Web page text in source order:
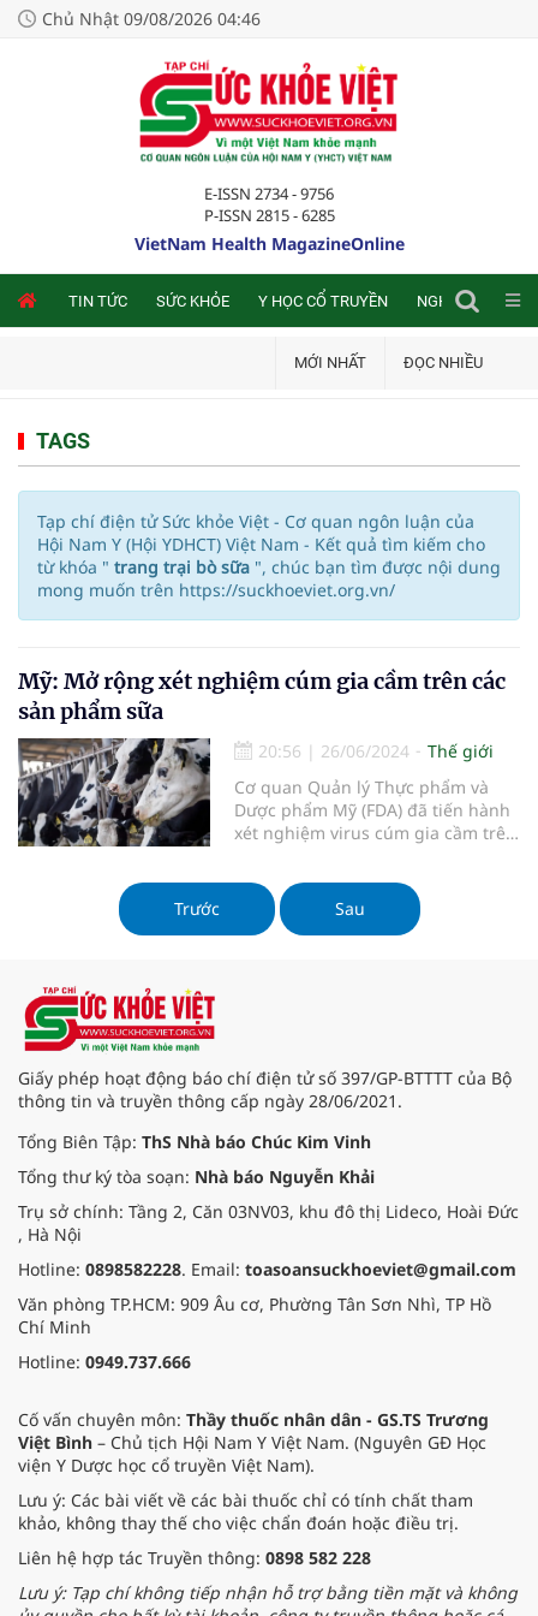
Chủ Nhật 09/08/2026 04:46
E-ISSN 2734 - 9756
P-ISSN 2815 - 6285
VietNam Health MagazineOnline
TIN TỨC SỨC KHỎE Y HỌC CỔ TRUYỀN NGHIÊN CỨU
MỚI NHẤT ĐỌC NHIỀU
TAGS
Tạp chí điện tử Sức khỏe Việt - Cơ quan ngôn luận của
Hội Nam Y (Hội YDHCT) Việt Nam - Kết quả tìm kiếm cho
từ khóa " trang trại bò sữa ", chúc bạn tìm được nội dung
mong muốn trên https://suckhoeviet.org.vn/
Mỹ: Mở rộng xét nghiệm cúm gia cầm trên các
sản phẩm sữa
20:56 | 26/06/2024
Thế giới
Cơ quan Quản lý Thực phẩm và
Dược phẩm Mỹ (FDA) đã tiến hành
xét nghiệm virus cúm gia cầm trên
dịch bệnh lây lan...
Trước
Sau
Giấy phép hoạt động báo chí điện tử số 397/GP-BTTTT của Bộ
thông tin và truyền thông cấp ngày 28/06/2021.
Tổng Biên Tập: ThS Nhà báo Chúc Kim Vinh
Tổng thư ký tòa soạn: Nhà báo Nguyễn Khải
Trụ sở chính: Tầng 2, Căn 03NV03, khu đô thị Lideco, Hoài Đức
, Hà Nội
Hotline: 0898582228. Email: toasoansuckhoeviet@gmail.com
Văn phòng TP.HCM: 909 Âu cơ, Phường Tân Sơn Nhì, TP Hồ
Chí Minh
Hotline: 0949.737.666
Cố vấn chuyên môn: Thầy thuốc nhân dân - GS.TS Trương
Việt Bình – Chủ tịch Hội Nam Y Việt Nam. (Nguyên GĐ Học
viện Y Dược học cổ truyền Việt Nam).
Lưu ý: Các bài viết về các bài thuốc chỉ có tính chất tham
khảo, không thay thế cho việc chẩn đoán hoặc điều trị.
Liên hệ hợp tác Truyền thông: 0898 582 228
Lưu ý: Tạp chí không tiếp nhận hỗ trợ bằng tiền mặt và không